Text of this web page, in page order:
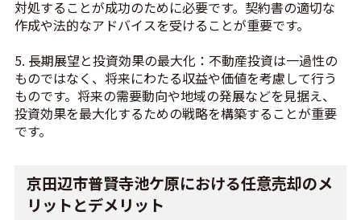
対処することが成功のために必要です。契約書の適切な
作成や法的なアドバイスを受けることが重要です。
5. 長期展望と投資効果の最大化：不動産投資は一過性の
ものではなく、将来にわたる収益や価値を考慮して行う
ものです。将来の需要動向や地域の発展などを見据え、
投資効果を最大化するための戦略を構築することが重要
です。
京田辺市普賢寺池ケ原における任意売却のメ
リットとデメリット